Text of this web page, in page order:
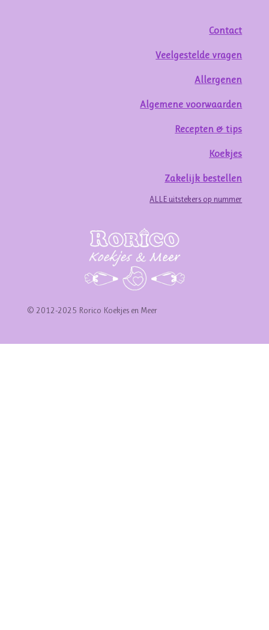
Contact
Veelgestelde vragen
Allergenen
Algemene voorwaarden
Recepten & tips
Koekjes
Zakelijk bestellen
ALLE uitstekers op nummer
© 2012-2025 Rorico Koekjes en Meer